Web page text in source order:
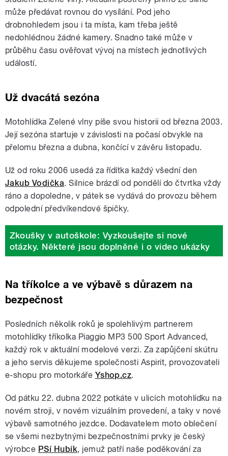
může předávat rovnou do vysílání. Pod jeho
drobnohledem jsou i ta místa, kam třeba ještě
nedohlédnou žádné kamery. Snadno také může v
průběhu času ověřovat vývoj na místech jednotlivých
událostí.
Už dvacátá sezóna
Motohlídka Zelené vlny píše svou historii od března 2003.
Její sezóna startuje v závislosti na počasí obvykle na
přelomu března a dubna, končící v závěru listopadu.
Už od roku 2006 usedá za řídítka každý všední den
Jakub Vodička. Silnice brázdí od pondělí do čtvrtka vždy
ráno a dopoledne, v pátek se vydává do provozu během
odpolední předvíkendové špičky.
Zkoušky v autoškole: Vyzkoušejte si nové
otázky. Některé jsou doplněné i o video ukázky
Na tříkolce a ve výbavě s důrazem na
bezpečnost
Posledních několik roků je spolehlivým partnerem
motohlídky tříkolka Piaggio MP3 500 Sport Advanced,
každý rok v aktuální modelové verzi. Za zapůjčení skútru
a jeho servis děkujeme společnosti Aspirit, provozovateli
e-shopu pro motorkáře Yshop.cz.
Od pátku 22. dubna 2022 potkáte v ulicích motohlídku na
novém stroji, v novém vizuálním provedení, a taky v nové
výbavě samotného jezdce. Dodavatelem moto oblečení
se všemi nezbytnými bezpečnostními prvky je český
výrobce PSí Hubík, jemuž patří naše poděkování za